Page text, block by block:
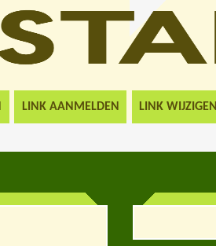
LINK AANMELDEN LINK WIJZIGEN